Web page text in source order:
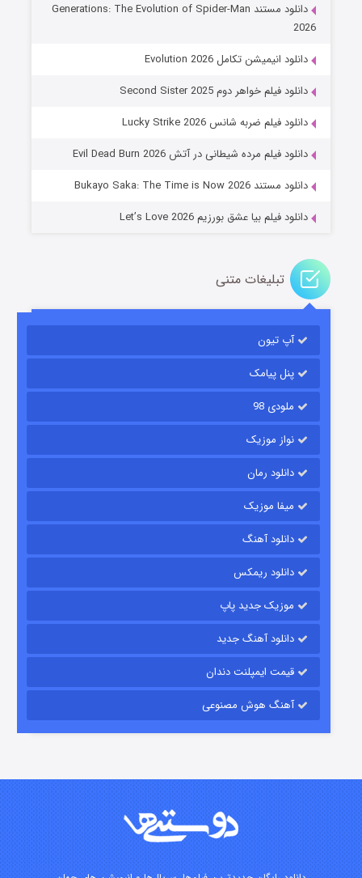
جادوگری در مغولستان
باب اسفنجی فصل ۱۷
قسمت۶ (زیرنویس) منتشر شد
قسمت۱۵ (دوبله) منتشر شد
دانلود مستند Generations: The Evolution of Spider-Man
2026
دانلود انیمیشن تکامل Evolution 2026
دانلود فیلم خواهر دوم Second Sister 2025
دانلود فیلم ضربه شانس Lucky Strike 2026
دانلود فیلم مرده شیطانی در آتش Evil Dead Burn 2026
دانلود مستند Bukayo Saka: The Time is Now 2026
دانلود فیلم بیا عشق بورزیم Let’s Love 2026
تبلیغات متنی
آپ تیون
پنل پیامک
ملودی 98
نواز موزیک
دانلود رمان
میفا موزیک
دانلود آهنگ
دانلود ریمکس
موزیک جدید پاپ
دانلود آهنگ جدید
قیمت ایمپلنت دندان
آهنگ هوش مصنوعی